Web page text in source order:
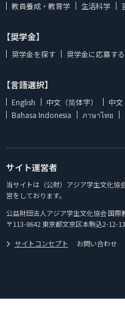
教員養成・教育学
生活科学
【奨学金】
奨学金を探す 奨学金に応募する
【言語選択】
English 中文（简体字） 中文
Bahasa Indonesia
ภาษาไทย
サイト運営者
当サイトは（公財）アジア学生文化協
営をしております。
公益財団法人アジア学生文化協会 国際
〒113-8642 東京都文京区本駒込2-12-13
サイトコンセプト
お問い合わせ